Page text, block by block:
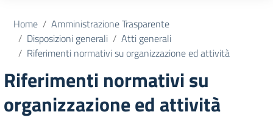
Home
Amministrazione Trasparente
Disposizioni generali
Atti generali
Riferimenti normativi su organizzazione ed attività
Riferimenti normativi su
organizzazione ed attività